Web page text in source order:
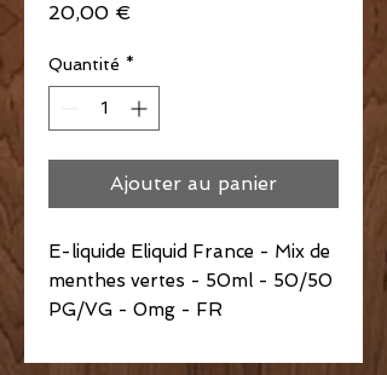
20,00 €
Quantité *
Ajouter au panier
E-liquide Eliquid France - Mix de
menthes vertes - 50ml - 50/50
PG/VG - 0mg - FR